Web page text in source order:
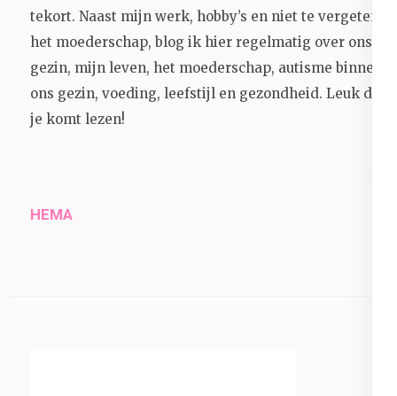
tekort. Naast mijn werk, hobby’s en niet te vergeten
het moederschap, blog ik hier regelmatig over ons
gezin, mijn leven, het moederschap, autisme binnen
ons gezin, voeding, leefstijl en gezondheid. Leuk dat
je komt lezen!
HEMA